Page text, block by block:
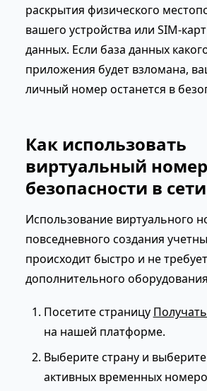
раскрытия физического
вашего устройства или SIM-
данных. Если база данных
приложения будет взломана,
личный номер останется в
Как использовать
виртуальный
безопасности в сети
Использование виртуального
повседневного создания
происходит быстро и не требует
дополнительного
Посетите страницу
на нашей платформе.
Выберите страну и
активных временных